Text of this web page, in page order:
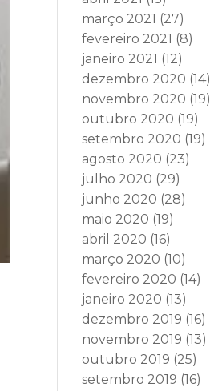
março 2021 (27)
fevereiro 2021 (8)
janeiro 2021 (12)
dezembro 2020 (14)
novembro 2020 (19)
outubro 2020 (19)
setembro 2020 (19)
agosto 2020 (23)
julho 2020 (29)
junho 2020 (28)
maio 2020 (19)
abril 2020 (16)
março 2020 (10)
fevereiro 2020 (14)
janeiro 2020 (13)
dezembro 2019 (16)
novembro 2019 (13)
outubro 2019 (25)
setembro 2019 (16)